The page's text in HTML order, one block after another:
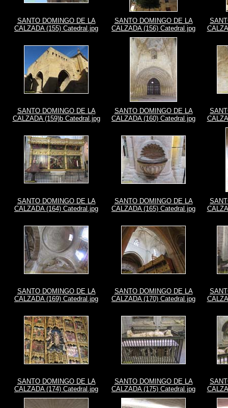
SANTO DOMINGO DE LA
CALZADA (155) Catedral.jpg
SANTO DOMINGO DE LA
CALZADA (156) Catedral.jpg
SANTO DOMINGO DE LA
CALZADA (159)b Catedral.jpg
SANTO DOMINGO DE LA
CALZADA (160) Catedral.jpg
SANTO DOMINGO DE LA
CALZADA (164) Catedral.jpg
SANTO DOMINGO DE LA
CALZADA (165) Catedral.jpg
SANTO DOMINGO DE LA
CALZADA (169) Catedral.jpg
SANTO DOMINGO DE LA
CALZADA (170) Catedral.jpg
SANTO DOMINGO DE LA
CALZADA (174) Catedral.jpg
SANTO DOMINGO DE LA
CALZADA (175) Catedral.jpg